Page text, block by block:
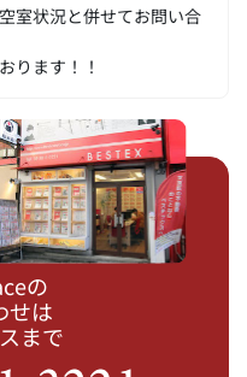
室状況と併せてお問い合
ります！！
の
せは
まで